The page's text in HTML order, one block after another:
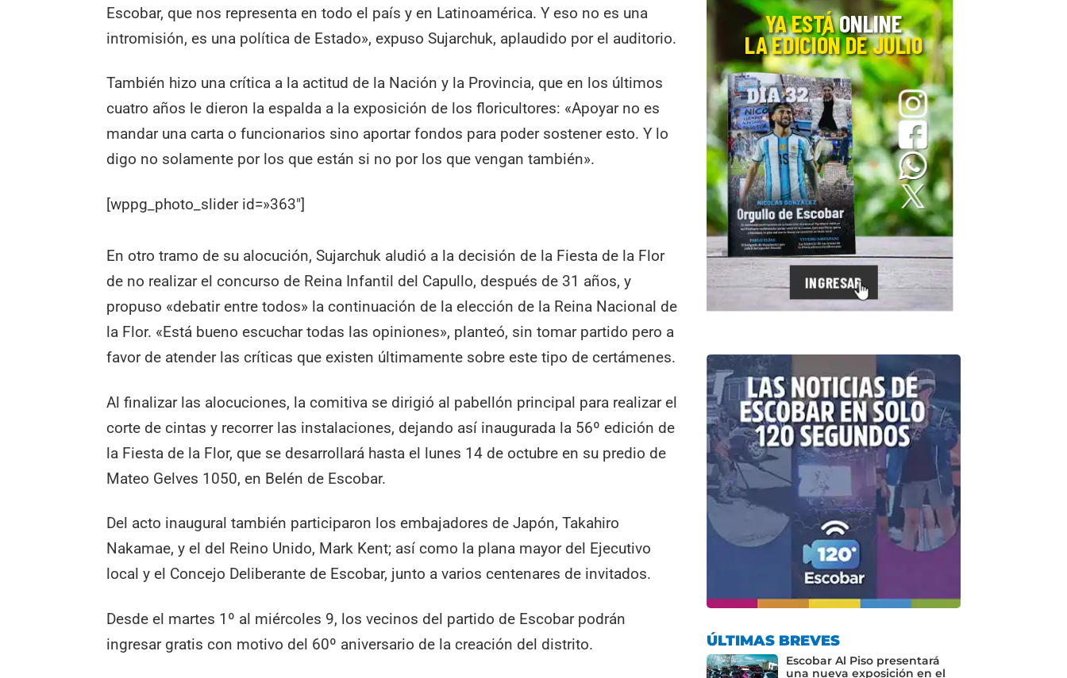
Escobar, que nos representa en todo el país y en Latinoamérica. Y eso no es una
intromisión, es una política de Estado», expuso Sujarchuk, aplaudido por el auditorio.
También hizo una crítica a la actitud de la Nación y la Provincia, que en los últimos
cuatro años le dieron la espalda a la exposición de los floricultores: «Apoyar no es
mandar una carta o funcionarios sino aportar fondos para poder sostener esto. Y lo
digo no solamente por los que están si no por los que vengan también».
[wppg_photo_slider id=»363″]
En otro tramo de su alocución, Sujarchuk aludió a la decisión de la Fiesta de la Flor
de no realizar el concurso de Reina Infantil del Capullo, después de 31 años, y
propuso «debatir entre todos» la continuación de la elección de la Reina Nacional de
la Flor. «Está bueno escuchar todas las opiniones», planteó, sin tomar partido pero a
favor de atender las críticas que existen últimamente sobre este tipo de certámenes.
Al finalizar las alocuciones, la comitiva se dirigió al pabellón principal para realizar el
corte de cintas y recorrer las instalaciones, dejando así inaugurada la 56º edición de
la Fiesta de la Flor, que se desarrollará hasta el lunes 14 de octubre en su predio de
Mateo Gelves 1050, en Belén de Escobar.
Del acto inaugural también participaron los embajadores de Japón, Takahiro
Nakamae, y el del Reino Unido, Mark Kent; así como la plana mayor del Ejecutivo
local y el Concejo Deliberante de Escobar, junto a varios centenares de invitados.
Desde el martes 1º al miércoles 9, los vecinos del partido de Escobar podrán
ingresar gratis con motivo del 60º aniversario de la creación del distrito.
ÚLTIMAS BREVES
Escobar Al Piso presentará
una nueva exposición en el